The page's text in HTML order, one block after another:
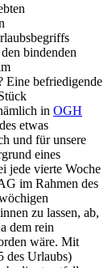
bindenden
Eine befriedigende
in OGH
etwas
und für unsere
eines
jede vierte Woche
im Rahmen des
zu lassen, ab,
dem rein
wäre. Mit
des Urlaubs)